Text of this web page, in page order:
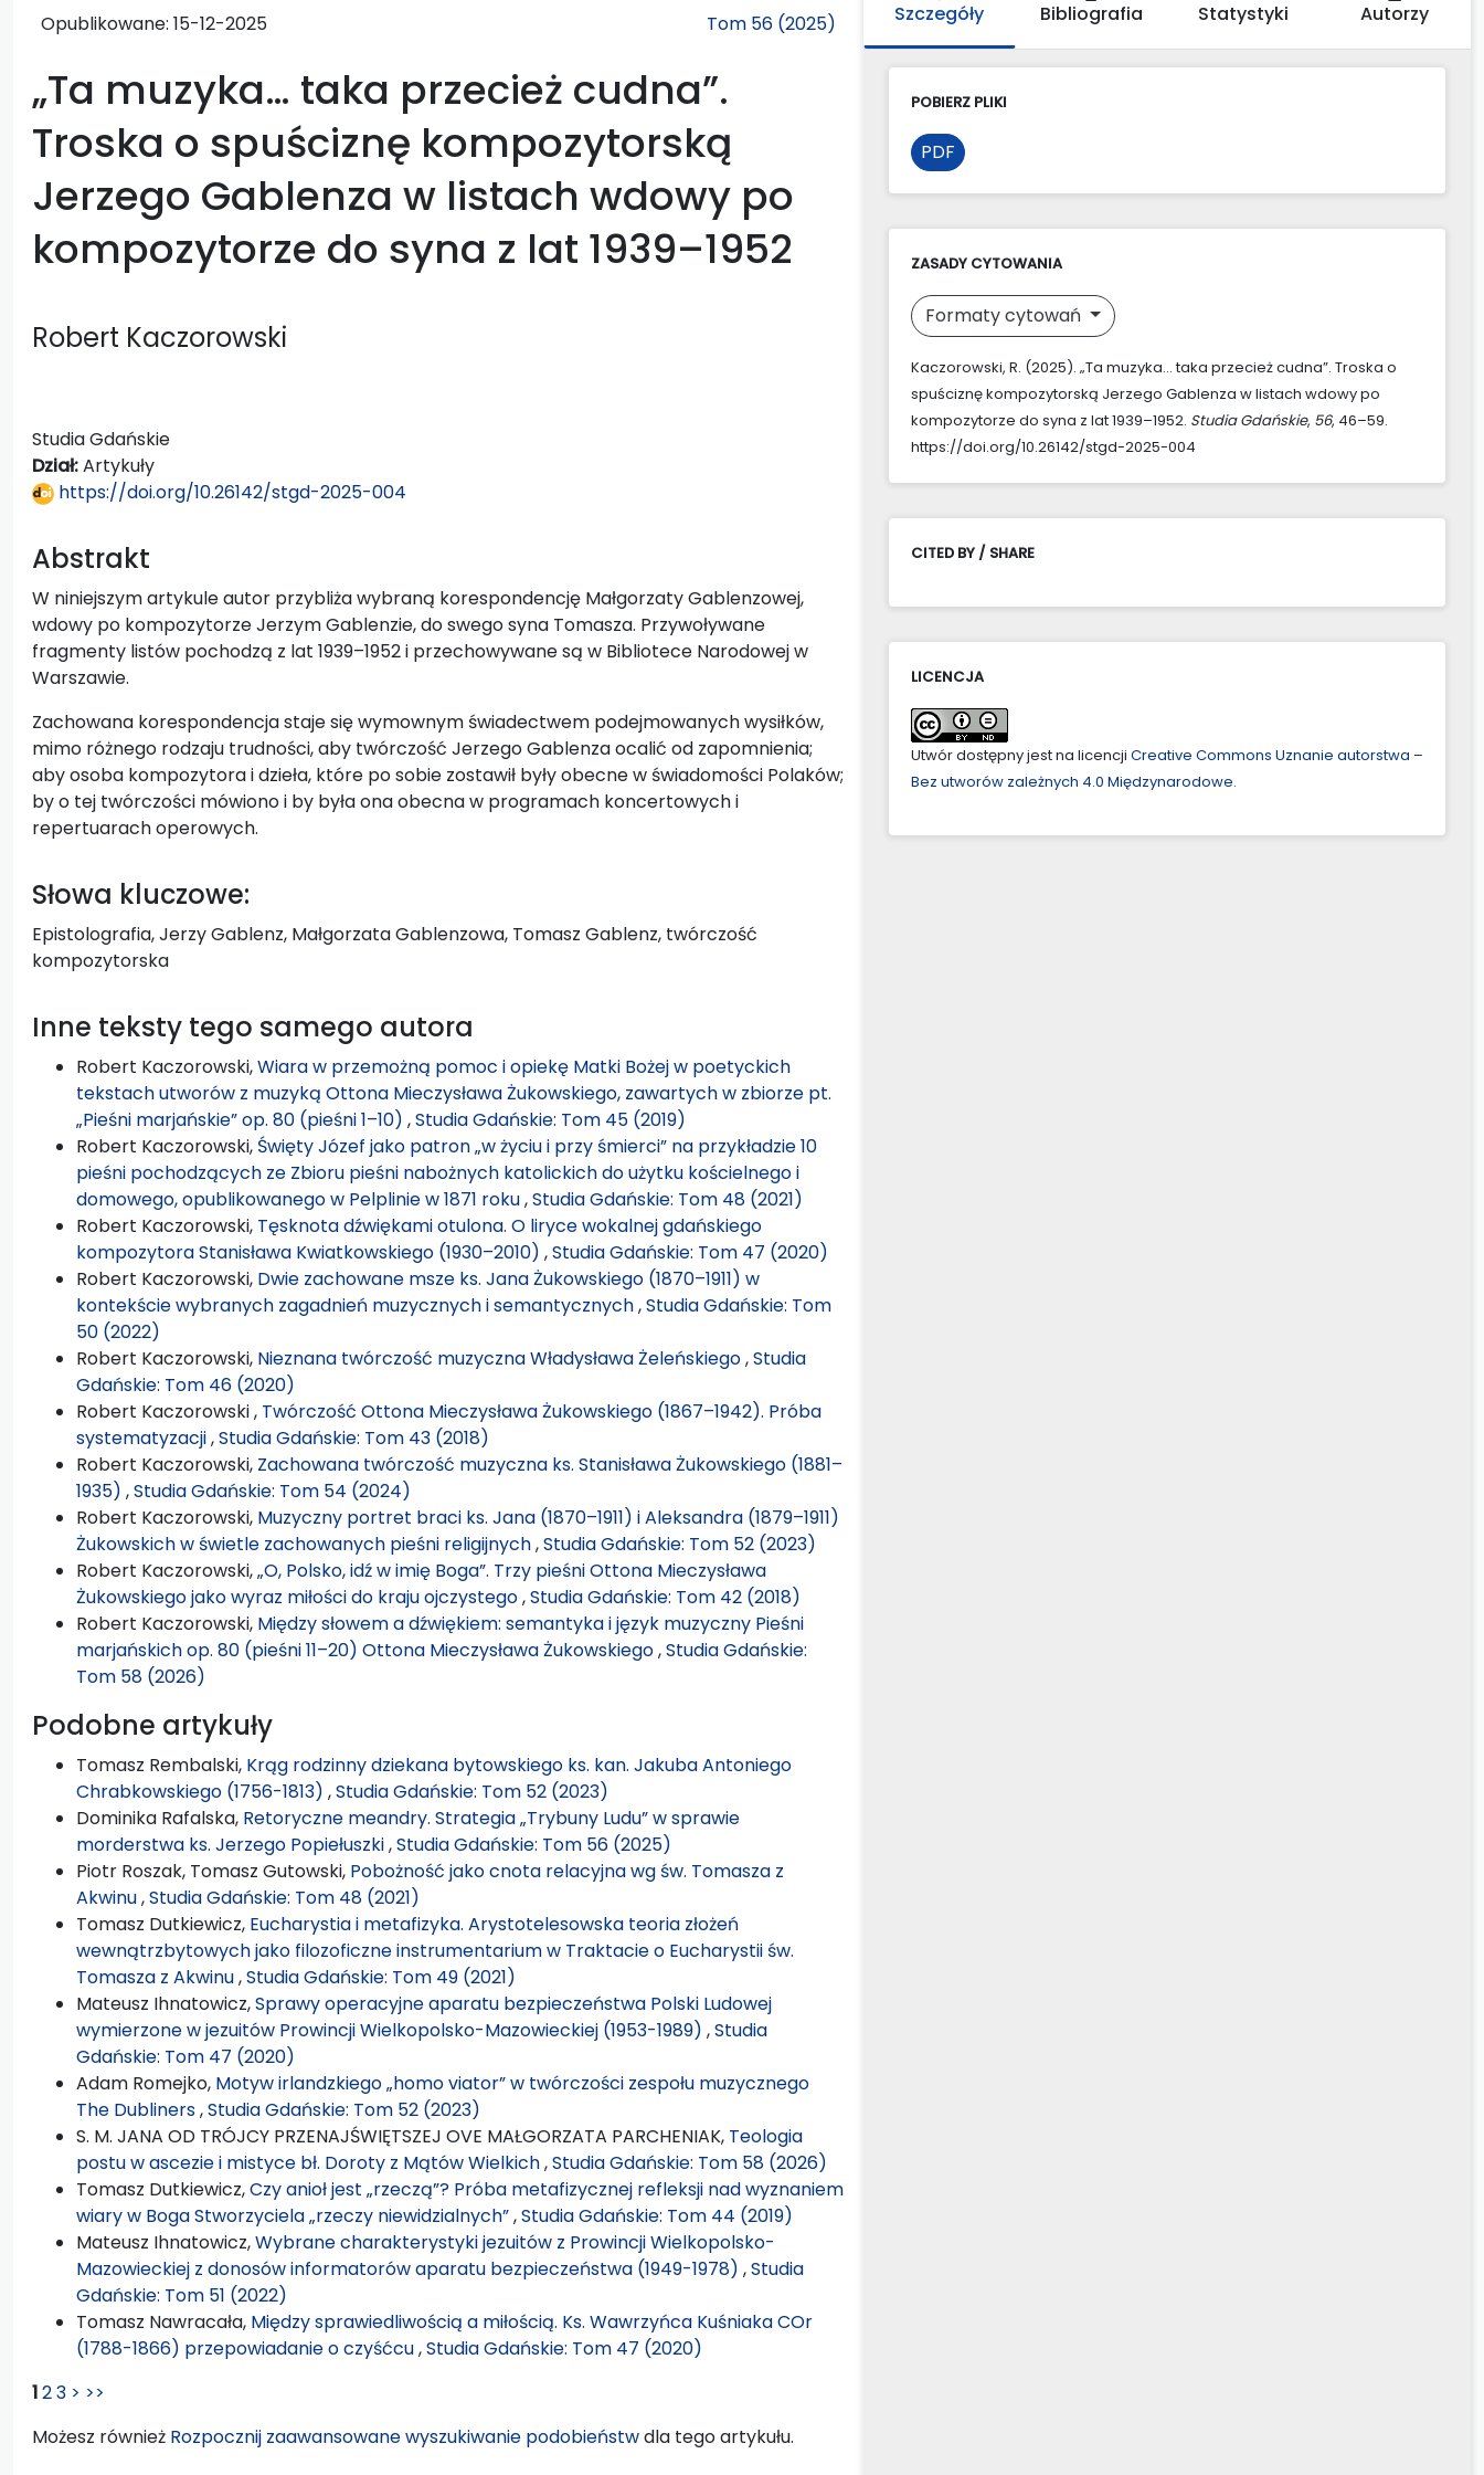
Opublikowane: 15-12-2025 Tom 56 (2025)
„Ta muzyka… taka przecież cudna”.
Troska o spuściznę kompozytorską
Jerzego Gablenza w listach wdowy po
kompozytorze do syna z lat 1939–1952
Robert Kaczorowski
Studia Gdańskie
Dział:Artykuły
https://doi.org/10.26142/stgd-2025-004
Abstrakt
W niniejszym artykule autor przybliża wybraną korespondencję Małgorzaty Gablenzowej,
wdowy po kompozytorze Jerzym Gablenzie, do swego syna Tomasza. Przywoływane
fragmenty listów pochodzą z lat 1939–1952 i przechowywane są w Bibliotece Narodowej w
Warszawie.
Zachowana korespondencja staje się wymownym świadectwem podejmowanych wysiłków,
mimo różnego rodzaju trudności, aby twórczość Jerzego Gablenza ocalić od zapomnienia;
aby osoba kompozytora i dzieła, które po sobie zostawił były obecne w świadomości Polaków;
by o tej twórczości mówiono i by była ona obecna w programach koncertowych i
repertuarach operowych.
Słowa kluczowe:
Epistolografia, Jerzy Gablenz, Małgorzata Gablenzowa, Tomasz Gablenz, twórczość
kompozytorska
Inne teksty tego samego autora
Robert Kaczorowski,Wiara w przemożną pomoc i opiekę Matki Bożej w poetyckich
tekstach utworów z muzyką Ottona Mieczysława Żukowskiego, zawartych w zbiorze pt.
„Pieśni marjańskie” op. 80 (pieśni 1–10) ,Studia Gdańskie: Tom 45 (2019)
Robert Kaczorowski, Święty Józef jako patron „w życiu i przy śmierci” na przykładzie 10
pieśni pochodzących ze Zbioru pieśni nabożnych katolickich do użytku kościelnego i
domowego, opublikowanego w Pelplinie w 1871 roku,Studia Gdańskie: Tom 48 (2021)
Robert Kaczorowski, Tęsknota dźwiękami otulona. O liryce wokalnej gdańskiego
kompozytora Stanisława Kwiatkowskiego (1930–2010) ,Studia Gdańskie: Tom 47 (2020)
Robert Kaczorowski, Dwie zachowane msze ks. Jana Żukowskiego (1870–1911) w
kontekście wybranych zagadnień muzycznych i semantycznych,Studia Gdańskie: Tom
50 (2022)
Robert Kaczorowski, Nieznana twórczość muzyczna Władysława Żeleńskiego,Studia
Gdańskie: Tom 46 (2020)
Robert Kaczorowski , Twórczość Ottona Mieczysława Żukowskiego (1867–1942). Próba
systematyzacji,Studia Gdańskie: Tom 43 (2018)
Robert Kaczorowski, Zachowana twórczość muzyczna ks. Stanisława Żukowskiego (1881–
1935) ,Studia Gdańskie: Tom 54 (2024)
Robert Kaczorowski, Muzyczny portret braci ks. Jana (1870–1911) i Aleksandra (1879–1911)
Żukowskich w świetle zachowanych pieśni religijnych,Studia Gdańskie: Tom 52 (2023)
Robert Kaczorowski,„O, Polsko, idź w imię Boga”. Trzy pieśni Ottona Mieczysława
Żukowskiego jako wyraz miłości do kraju ojczystego,Studia Gdańskie: Tom 42 (2018)
Robert Kaczorowski, Między słowem a dźwiękiem: semantyka i język muzyczny Pieśni
marjańskich op. 80 (pieśni 11–20) Ottona Mieczysława Żukowskiego,Studia Gdańskie:
Tom 58 (2026)
Podobne artykuły
Tomasz Rembalski, Krąg rodzinny dziekana bytowskiego ks. kan. Jakuba Antoniego
Chrabkowskiego (1756-1813) ,Studia Gdańskie: Tom 52 (2023)
Dominika Rafalska, Retoryczne meandry. Strategia „Trybuny Ludu” w sprawie
morderstwa ks. Jerzego Popiełuszki,Studia Gdańskie: Tom 56 (2025)
Piotr Roszak, Tomasz Gutowski, Pobożność jako cnota relacyjna wg św. Tomasza z
Akwinu,Studia Gdańskie: Tom 48 (2021)
Tomasz Dutkiewicz, Eucharystia i metafizyka. Arystotelesowska teoria złożeń
wewnątrzbytowych jako filozoficzne instrumentarium w Traktacie o Eucharystii św.
Tomasza z Akwinu,Studia Gdańskie: Tom 49 (2021)
Mateusz Ihnatowicz,Sprawy operacyjne aparatu bezpieczeństwa Polski Ludowej
wymierzone w jezuitów Prowincji Wielkopolsko-Mazowieckiej (1953-1989) ,Studia
Gdańskie: Tom 47 (2020)
Adam Romejko, Motyw irlandzkiego „homo viator” w twórczości zespołu muzycznego
The Dubliners,Studia Gdańskie: Tom 52 (2023)
S. M. JANA OD TRÓJCY PRZENAJŚWIĘTSZEJ OVE MAŁGORZATA PARCHENIAK, Teologia
postu w ascezie i mistyce bł. Doroty z Mątów Wielkich,Studia Gdańskie: Tom 58 (2026)
Tomasz Dutkiewicz,Czy anioł jest „rzeczą”? Próba metafizycznej refleksji nad wyznaniem
wiary w Boga Stworzyciela „rzeczy niewidzialnych”,Studia Gdańskie: Tom 44 (2019)
Mateusz Ihnatowicz,Wybrane charakterystyki jezuitów z Prowincji Wielkopolsko-
Mazowieckiej z donosów informatorów aparatu bezpieczeństwa (1949-1978) ,Studia
Gdańskie: Tom 51 (2022)
Tomasz Nawracała, Między sprawiedliwością a miłością. Ks. Wawrzyńca Kuśniaka COr
(1788-1866) przepowiadanie o czyśćcu,Studia Gdańskie: Tom 47 (2020)
123 > >>
Możesz również Rozpocznij zaawansowane wyszukiwanie podobieństwdla tego artykułu.
Szczegóły Bibliografia Statystyki Autorzy
POBIERZ PLIKI
PDF
ZASADY CYTOWANIA
Formaty cytowań
Kaczorowski, R. (2025). „Ta muzyka… taka przecież cudna”. Troska o
spuściznę kompozytorską Jerzego Gablenza w listach wdowy po
kompozytorze do syna z lat 1939–1952. Studia Gdańskie, 56, 46–59.
https://doi.org/10.26142/stgd-2025-004
CITED BY / SHARE
LICENCJA
Utwór dostępny jest na licencji Creative Commons Uznanie autorstwa –
Bez utworów zależnych 4.0 Międzynarodowe.